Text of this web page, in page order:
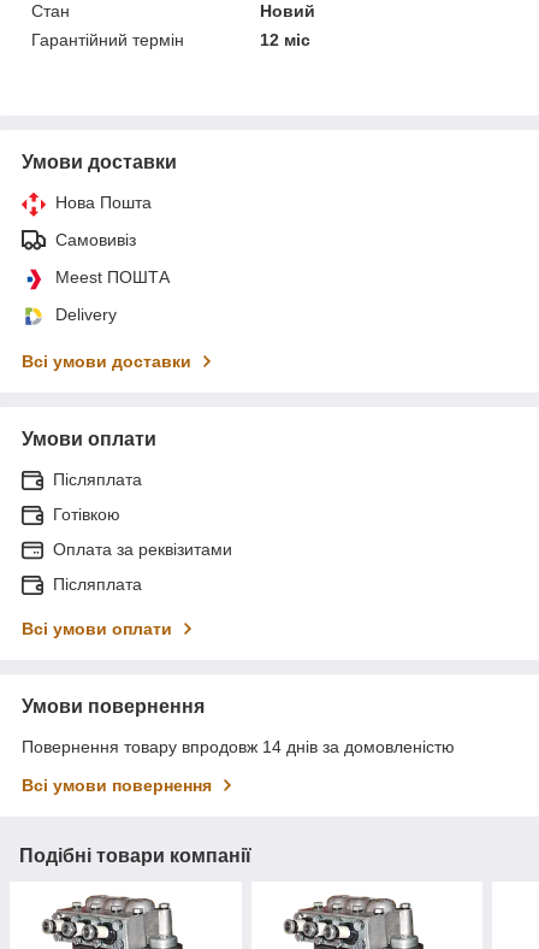
Стан
Новий
Гарантійний термін
12 міс
Умови доставки
Нова Пошта
Самовивіз
Meest ПОШТА
Delivery
Всі умови доставки
Умови оплати
Післяплата
Готівкою
Оплата за реквізитами
Післяплата
Всі умови оплати
Умови повернення
Повернення товару впродовж 14 днів за домовленістю
Всі умови повернення
Подібні товари компанії